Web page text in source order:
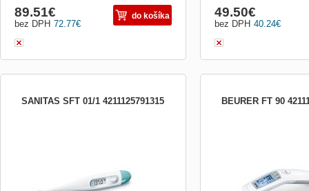
72.77€
bez DPH
89.51€ do košíka
40.24€
bez DPH
49.50€
SANITAS SFT 01/1 4211125791315 BEURER FT 90
možnost signálu. 2xAAA.